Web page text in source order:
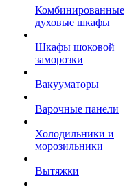
Комбинированные
духовые шкафы
Шкафы шоковой
заморозки
Вакууматоры
Варочные панели
Холодильники и
морозильники
Вытяжки